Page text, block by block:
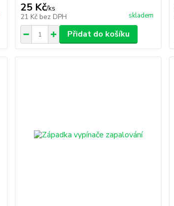
25 Kč/ks
21 Kč bez DPH skladem
Přidat do košíku